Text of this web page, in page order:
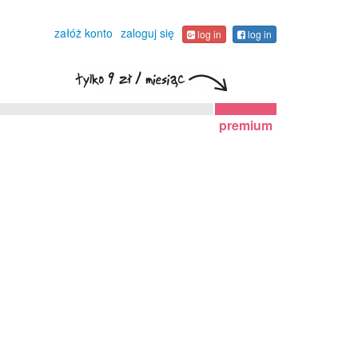
załóż konto zaloguj się log in log in
premium